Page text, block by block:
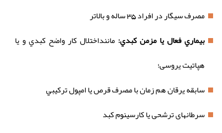
مصرف سيگار در افراد 35 ساله و بالاتر
بيماري فعال يا مزمن كبدي: ماننداختلال كار واضح كبدي و يا
هپاتيت یروسی؛
سابقه يرقان هم زمان با مصرف قرص يا امپول تركيبي
سرطانهای ترشحی يا كارسينوم كبد